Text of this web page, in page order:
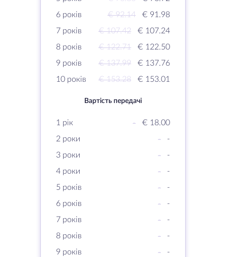
6 років
€ 92.14
€ 91.98
7 років
€ 107.42
€ 107.24
8 років
€ 122.71
€ 122.50
9 років
€ 137.99
€ 137.76
10 років
€ 153.28 € 153.01
Вартість передачі
1 рік -
€ 18.00
2 роки
-
-
3 роки
-
-
4 роки
-
-
5 років
-
-
6 років
-
-
7 років
-
-
8 років
-
-
9 років
-
-